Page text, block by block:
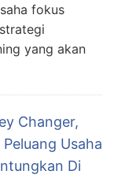
fokus
yang akan
Changer,
Usaha
Di